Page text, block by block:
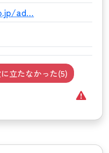
ad…
立たなかった(5)